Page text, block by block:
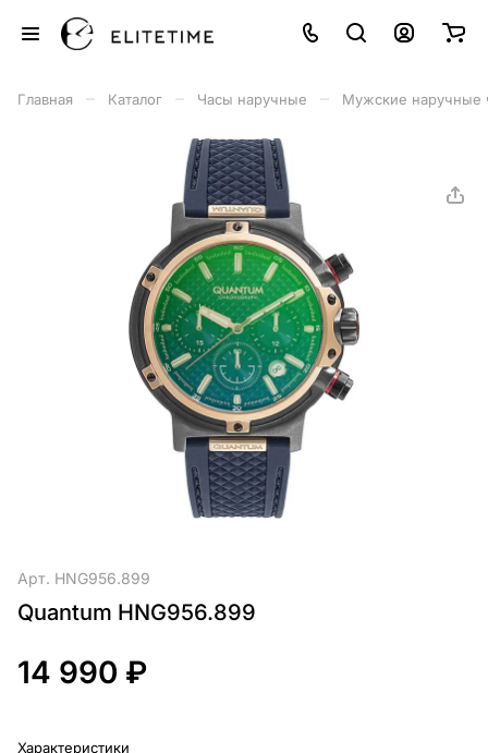
Главная Каталог Часы наручные Мужские наручные
Арт. HNG956.899
Quantum HNG956.899
14 990 ₽
Характеристики